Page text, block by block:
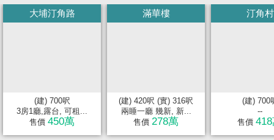
大埔汀角路
(建) 700呎
3房1廳,露台, 可租...
售價 450萬
滿華樓
(建) 420呎 (實) 316呎
兩睡一廳 幾新, 新...
售價 278萬
汀角村
(建) 700
--
售價